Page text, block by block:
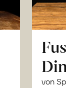
von